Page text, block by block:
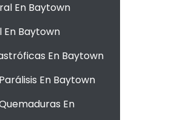
En Baytown
En Baytown
En Baytown
En Baytown
En